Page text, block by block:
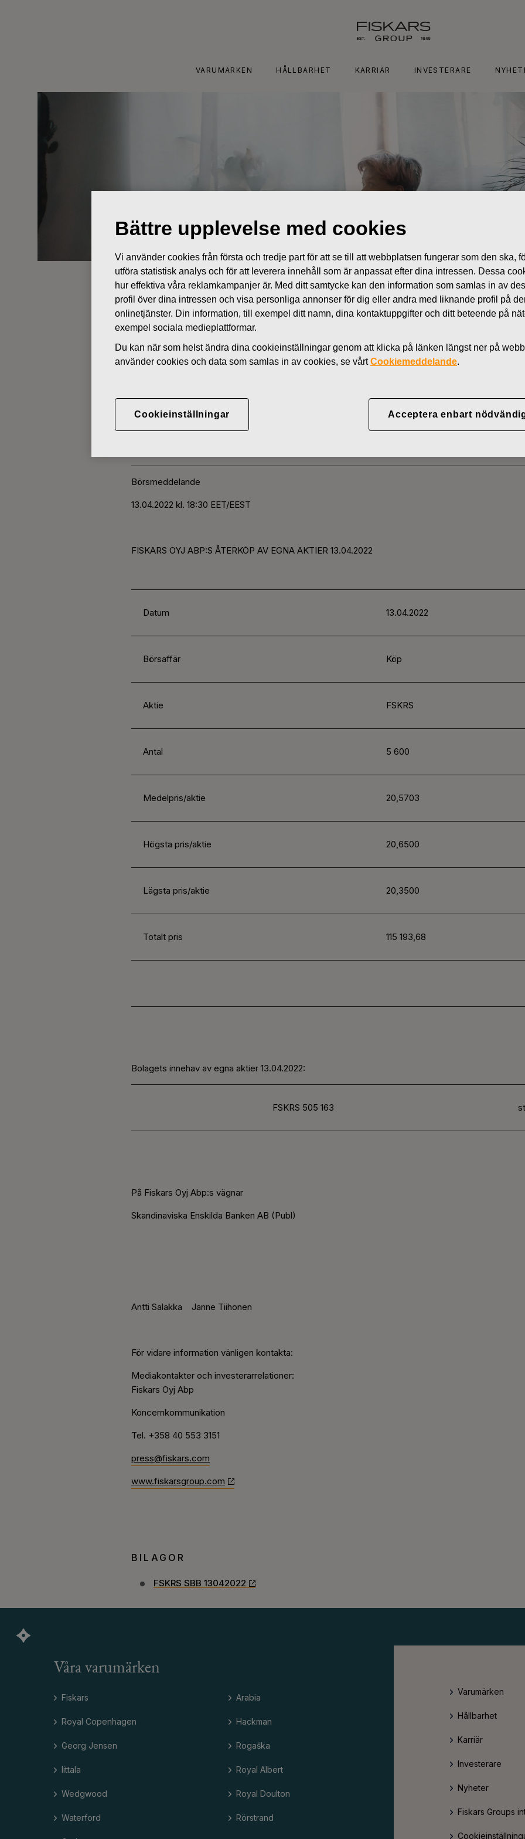
VARUMÄRKEN HÅLLBARHET KARRIÄR INVESTERARE
Nyheter
ÄGARFÖRÄNDRINGAR I EGNA AKTIER
APRIL 13, 2022
FISKARS OYJ ABP:S ÅTERKÖP AV
Börsmeddelande
13.04.2022 kl. 18:30 EET/EEST
FISKARS OYJ ABP:S ÅTERKÖP AV EGNA AKTIER 13.04.2022
Datum 13.04.2022
Börsaffär Köp
Aktie FSKRS
Antal 5 600
Medelpris/aktie 20,5703
Högsta pris/aktie 20,6500
Lägsta pris/aktie 20,3500
Totalt pris 115 193,68
Bolagets innehav av egna aktier 13.04.2022:
FSKRS 505 163
På Fiskars Oyj Abp:s vägnar
Skandinaviska Enskilda Banken AB (Publ)
Antti Salakka Janne Tiihonen
För vidare information vänligen kontakta:
Mediakontakter och investerarrelationer:
Fiskars Oyj Abp
Koncernkommunikation
Tel. +358 40 553 3151
press@fiskars.com
www.fiskarsgroup.com
BILAGOR
FSKRS SBB 13042022
Våra varumärken
Fiskars
Royal Copenhagen
Georg Jensen
Iittala
Wedgwood
Waterford
Arabia
Hackman
Rogaška
Royal Albert
Royal Doulton
Rörstrand
Varumärken
Hållbarhet
Karriär
Investerare
Nyheter
Fiskars Groups
Bättre upplevelse med cookies
Vi använder cookies från första och tredje part för att se till att webbplatsen fungerar som den ska,
utföra statistisk analys och för att leverera innehåll som är anpassat efter dina intressen. Dessa
hur effektiva våra reklamkampanjer är. Med ditt samtycke kan den information som samlas in av
profil över dina intressen och visa personliga annonser för dig eller andra med liknande profil på
onlinetjänster. Din information, till exempel ditt namn, dina kontaktuppgifter och ditt beteende på
exempel sociala medieplattformar.
Du kan när som helst ändra dina cookieinställningar genom att klicka på länken längst ner på
använder cookies och data som samlas in av cookies, se vårtCookiemeddelande.
Cookieinställningar Acceptera enbart